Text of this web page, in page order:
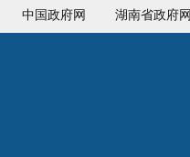
中国政府网 湖南省政府网